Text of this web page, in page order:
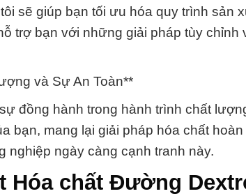
sẽ giúp bạn tối ưu hóa quy trình sản
trợ bạn với những giải pháp tùy chỉnh
và Sự An Toàn**
đồng hành trong hành trình chất
bạn, mang lại giải pháp hóa chất hoàn
nghiệp ngày càng cạnh tranh này.
Hóa chất Đường